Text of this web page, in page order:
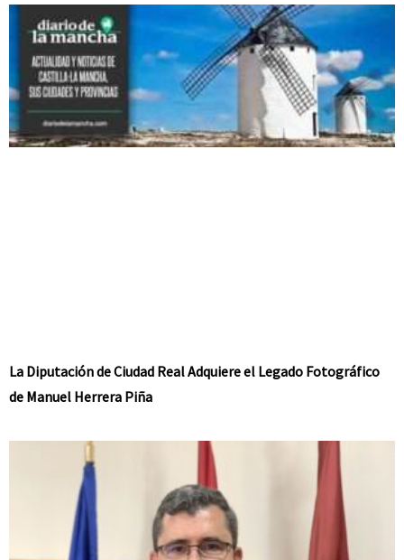
La Diputación de Ciudad Real Adquiere el Legado Fotográfico
de Manuel Herrera Piña